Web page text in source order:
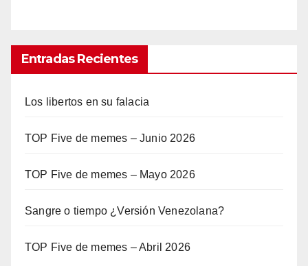
Entradas Recientes
Los libertos en su falacia
TOP Five de memes – Junio 2026
TOP Five de memes – Mayo 2026
Sangre o tiempo ¿Versión Venezolana?
TOP Five de memes – Abril 2026